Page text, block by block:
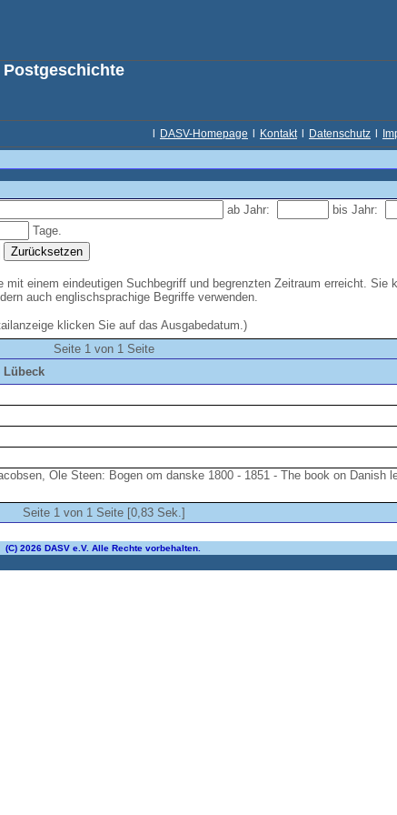
DASV-Homepage Kontakt Datenschutz
ab Jahr:
bis Jahr:
Tage.
mit einem eindeutigen Suchbegriff und begrenzten Zeitraum erreicht. Sie
auch englischsprachige Begriffe verwenden.
klicken Sie auf das Ausgabedatum.)
Seite 1 von 1 Seite
Lübeck
Ole Steen: Bogen om danske 1800 - 1851 - The book on Danish
Seite 1 von 1 Seite [0,83 Sek.]
(C) 2026 DASV e.V. Alle Rechte vorbehalten.